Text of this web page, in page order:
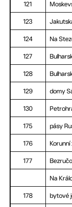
121
123
124 Na
127
128
129 domy
130
175 pásy
176 Korunní
177
Na
178 bytové